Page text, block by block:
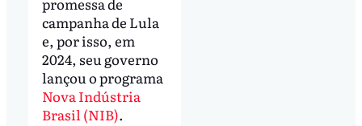
campanha de Lula
e, por isso, em
2024, seu governo
lançou o programa
Nova Indústria
Brasil (NIB).